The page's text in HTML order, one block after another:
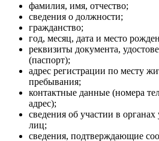
фамилия, имя, отчество;
сведения о должности;
гражданство;
год, месяц, дата и место
реквизиты документа,
(паспорт);
адрес регистрации по месту
пребывания;
контактные данные (номера
адрес);
сведения об участии в
лиц;
сведения, подтверждающие